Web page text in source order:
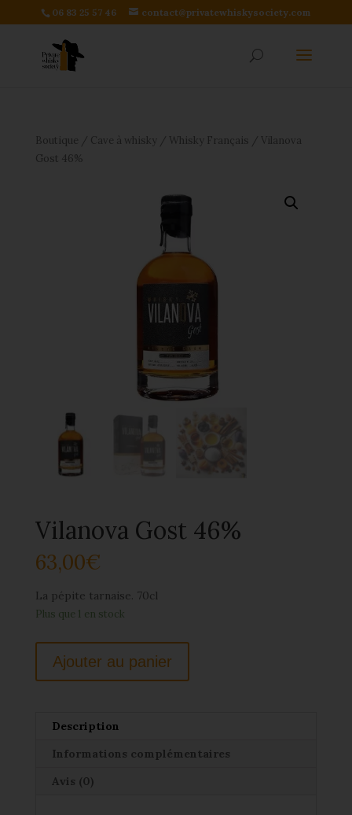
06 83 25 57 46 contact@privatewhiskysociety.com
Boutique / Cave à whisky/ Whisky Français / Vilanova
Gost 46%
Vilanova Gost 46%
63,00€
La pépite tarnaise. 70cl
Plus que 1 en stock
Ajouter au panier
Description
Informations complémentaires
Avis (0)